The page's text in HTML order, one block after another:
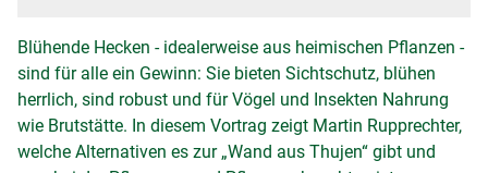
Blühende Hecken - idealerweise aus heimischen Pflanzen -
sind für alle ein Gewinn: Sie bieten Sichtschutz, blühen
herrlich, sind robust und für Vögel und Insekten Nahrung
wie Brutstätte. In diesem Vortrag zeigt Martin Rupprechter,
welche Alternativen es zur „Wand aus Thujen“ gibt und